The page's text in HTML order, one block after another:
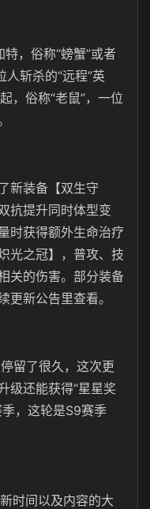
，俗称“螃蟹”或者
人斩杀的“远程”英
，俗称“老鼠”，一位
新装备【双生守
抗提升同时体型变
时获得额外生命治疗
光之冠】，普攻、技
关的伤害。部分装备
更新公告里查看。
留了很久，这次更
级还能获得“星星奖
，这轮是S9赛季
时间以及内容的大